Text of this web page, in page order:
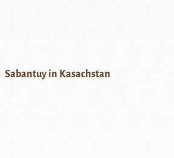
Sabantuy in Kasachstan